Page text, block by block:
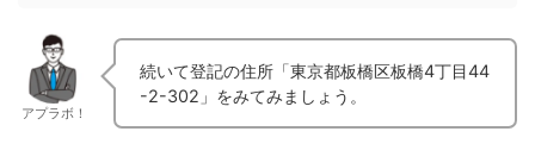
アプラボ！
続いて登記の住所「東京都板橋区板橋4丁目44
-2-302」をみてみましょう。